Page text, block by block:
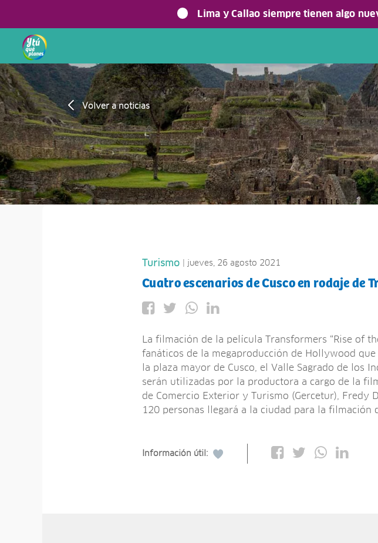
Lima y Callao siempre tienen algo
Volver a noticias
Turismo | jueves, 26 agosto 2021
Cuatro escenarios de Cusco en rodaje de
La filmación de la película Transformers “Rise of
fanáticos de la megaproducción de Hollywood
la plaza mayor de Cusco, el Valle Sagrado de los
serán utilizadas por la productora a cargo de la
de Comercio Exterior y Turismo (Gercetur), Fredy
120 personas llegará a la ciudad para la filmación
Información útil: